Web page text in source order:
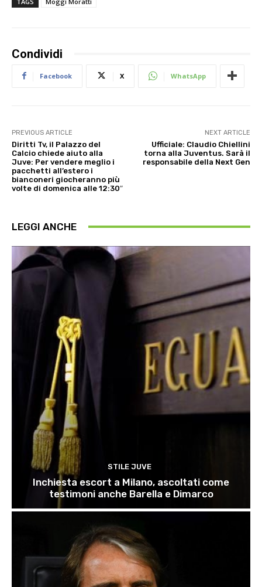
Condividi
Facebook X WhatsApp
PREVIOUS ARTICLE
Diritti Tv, il Palazzo del
Calcio chiede aiuto alla
Juve: Per vendere meglio i
pacchetti all’estero i
bianconeri giocheranno più
volte di domenica alle 12:30″
NEXT ARTICLE
Ufficiale: Claudio Chiellini
torna alla Juventus. Sarà il
responsabile della Next Gen
LEGGI ANCHE
STILE JUVE
Inchiesta escort a Milano, ascoltati come
testimoni anche Barella e Dimarco